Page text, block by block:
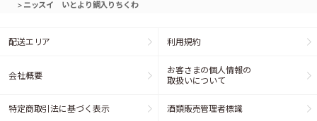
> ニッスイ いとより鯛入りちくわ
配送エリア 利用規約
会社概要
お客さまの個人情報の
取扱いについて
特定商取引法に基づく表示 酒類販売管理者標識